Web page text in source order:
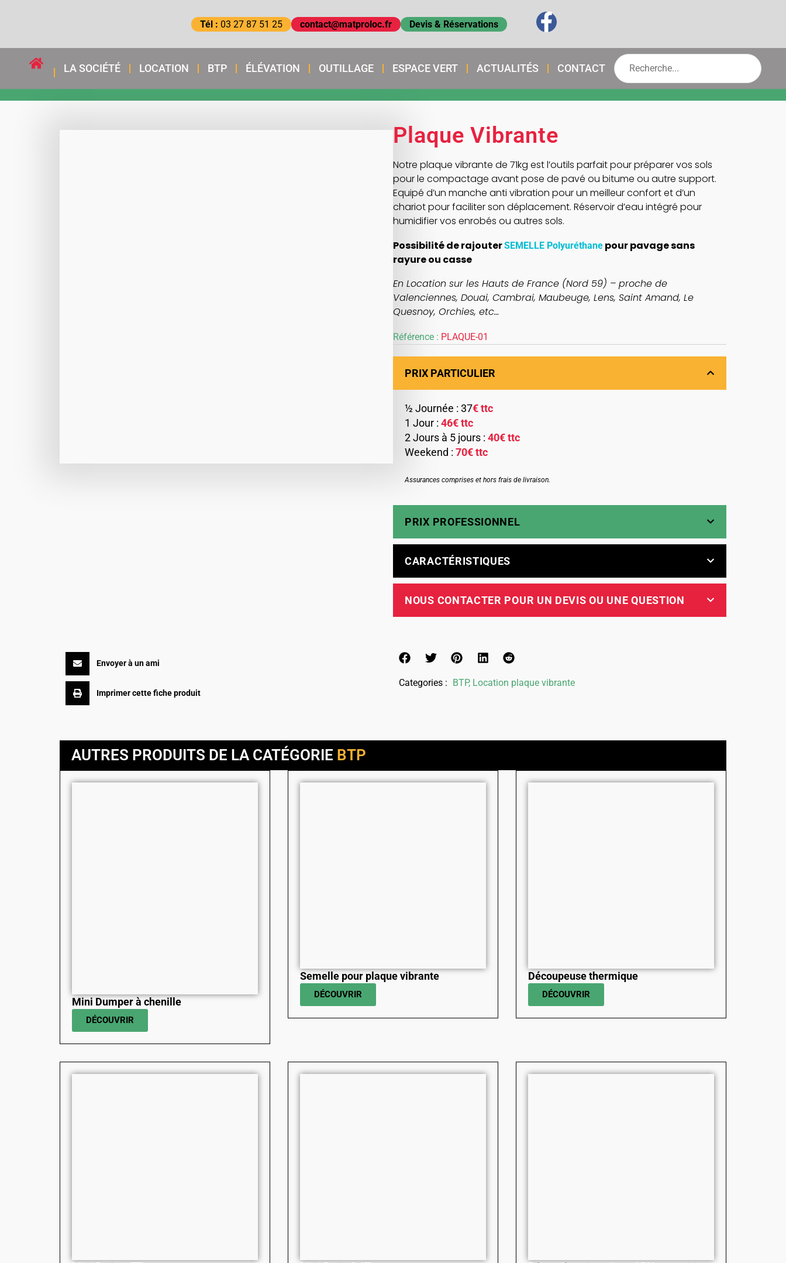
Tél : 03 27 87 51 25 contact@matproloc.fr Devis & Réservations
LA SOCIÉTÉ LOCATION BTP ÉLÉVATION OUTILLAGE ESPACE VERT ACTUALITÉS CONTACT
Plaque Vibrante
Notre plaque vibrante de 71kg est l’outils parfait pour préparer vos sols
pour le compactage avant pose de pavé ou bitume ou autre support.
Equipé d’un manche anti vibration pour un meilleur confort et d’un
chariot pour faciliter son déplacement. Réservoir d’eau intégré pour
humidifier vos enrobés ou autres sols.
Possibilité de rajouterSEMELLE Polyuréthane pour pavage sans
rayure ou casse
En Location sur les Hauts de France (Nord 59) – proche de
Valenciennes, Douai, Cambrai, Maubeuge, Lens, Saint Amand, Le
Quesnoy, Orchies, etc…
Référence : PLAQUE-01
PRIX PARTICULIER
½ Journée : 37€ ttc
1 Jour : 46€ ttc
2 Jours à 5 jours : 40€ ttc
Weekend : 70€ ttc
Assurances comprises et hors frais de livraison.
PRIX PROFESSIONNEL
CARACTÉRISTIQUES
NOUS CONTACTER POUR UN DEVIS OU UNE QUESTION
Envoyer à un ami
Imprimer cette fiche produit
Categories : BTP, Location plaque vibrante
AUTRES PRODUITS DE LA CATÉGORIE BTP
Mini Dumper à chenille
DÉCOUVRIR
Semelle pour plaque vibrante
DÉCOUVRIR
Découpeuse thermique
DÉCOUVRIR